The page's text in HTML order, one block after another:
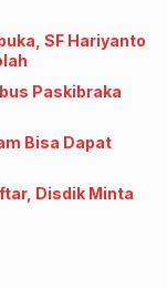
SF Hariyanto
Paskibraka
Bisa Dapat
Disdik Minta